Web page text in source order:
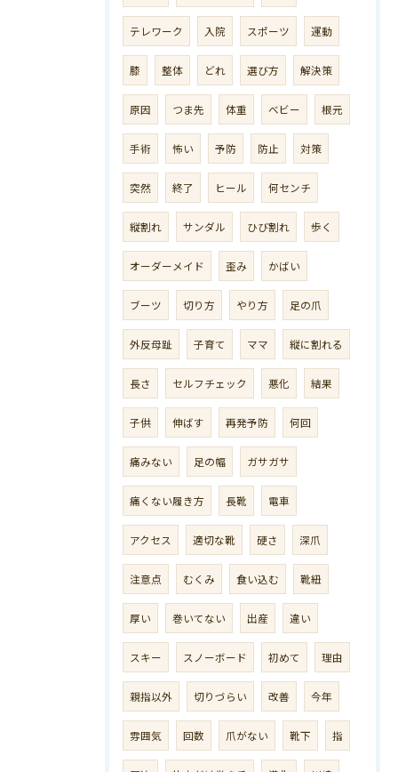
テレワーク 入院 スポーツ 運動
膝 整体 どれ 選び方 解決策
原因 つま先 体重 ベビー 根元
手術 怖い 予防 防止 対策
突然 終了 ヒール 何センチ
縦割れ サンダル ひび割れ 歩く
オーダーメイド 歪み かばい
ブーツ 切り方 やり方 足の爪
外反母趾 子育て ママ 縦に割れる
長さ セルフチェック 悪化 結果
子供 伸ばす 再発予防 何回
痛みない 足の幅 ガサガサ
痛くない履き方 長靴 電車
アクセス 適切な靴 硬さ 深爪
注意点 むくみ 食い込む 靴紐
厚い 巻いてない 出産 違い
スキー スノーボード 初めて 理由
親指以外 切りづらい 改善 今年
雰囲気 回数 爪がない 靴下 指